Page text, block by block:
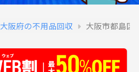
大阪府の不用品回収 大阪市都島区